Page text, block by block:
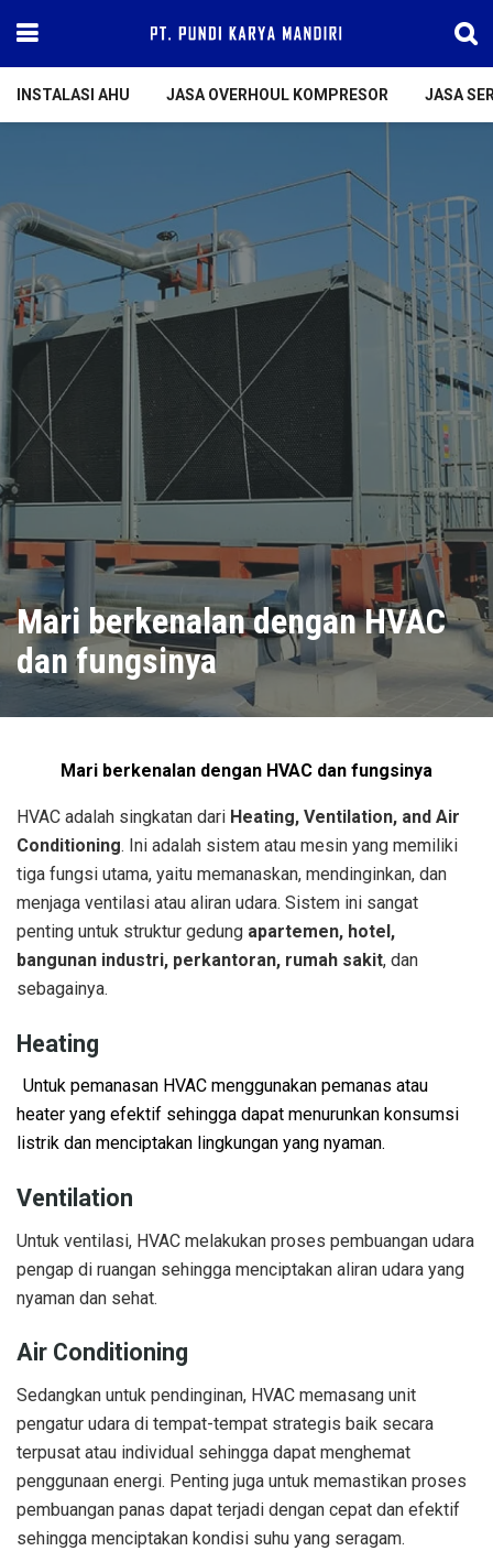
INSTALASI AHU JASA OVERHOUL KOMPRESOR JASA
Mari berkenalan dengan HVAC
dan fungsinya
Mari berkenalan dengan HVAC dan fungsinya
HVAC adalah singkatan dari Heating, Ventilation, and Air
Conditioning. Ini adalah sistem atau mesin yang memiliki
tiga fungsi utama, yaitu memanaskan, mendinginkan, dan
menjaga ventilasi atau aliran udara. Sistem ini sangat
penting untuk struktur gedung apartemen, hotel,
bangunan industri, perkantoran, rumah sakit, dan
sebagainya.
Heating
Untuk pemanasan HVAC menggunakan pemanas atau
heater yang efektif sehingga dapat menurunkan konsumsi
listrik dan menciptakan lingkungan yang nyaman.
Ventilation
Untuk ventilasi, HVAC melakukan proses pembuangan udara
pengap di ruangan sehingga menciptakan aliran udara yang
nyaman dan sehat.
Air Conditioning
Sedangkan untuk pendinginan, HVAC memasang unit
pengatur udara di tempat-tempat strategis baik secara
terpusat atau individual sehingga dapat menghemat
penggunaan energi. Penting juga untuk memastikan proses
pembuangan panas dapat terjadi dengan cepat dan efektif
sehingga menciptakan kondisi suhu yang seragam.